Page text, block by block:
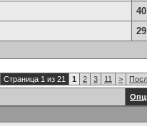
40
29
Страница 1 из 21 1 2 3 11 >